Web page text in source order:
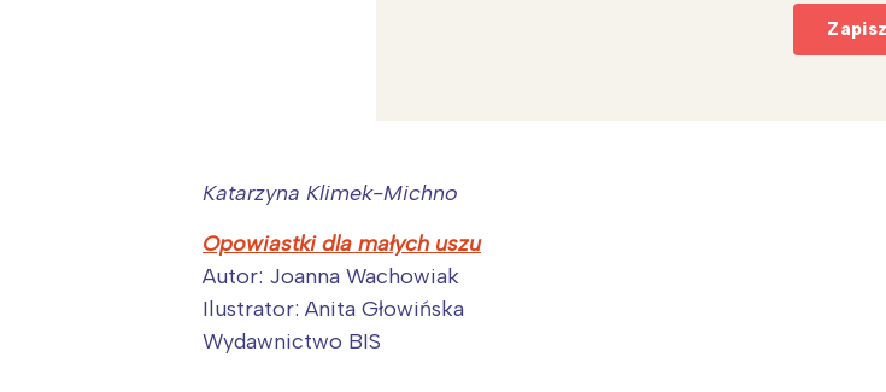
Katarzyna Klimek-Michno
Opowiastki dla małych uszu
Autor: Joanna Wachowiak
Ilustrator: Anita Głowińska
Wydawnictwo BIS